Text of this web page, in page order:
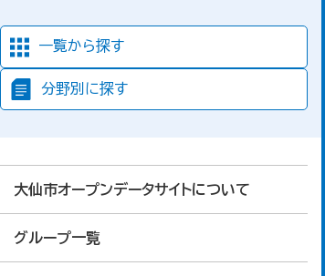
一覧から探す
分野別に探す
大仙市オープンデータサイトについて
グループ一覧